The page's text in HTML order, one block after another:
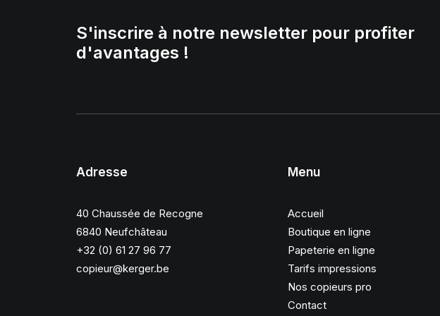
S'inscrire à notre newsletter pour profiter
d'avantages !
Adresse
40 Chaussée de Recogne
6840 Neufchâteau
+32 (0) 61 27 96 77
copieur@kerger.be
Menu
Accueil
Boutique en ligne
Papeterie en ligne
Tarifs impressions
Nos copieurs pro
Contact